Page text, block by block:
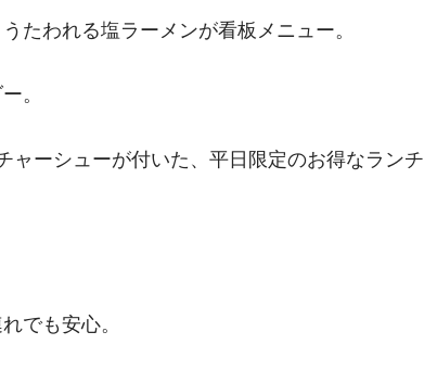
たわれる塩ラーメンが看板メニュー。
。
ャーシューが付いた、平日限定のお得なランチ
でも安心。